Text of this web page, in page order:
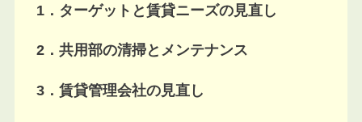
1．ターゲットと賃貸ニーズの見直し
2．共用部の清掃とメンテナンス
3．賃貸管理会社の見直し